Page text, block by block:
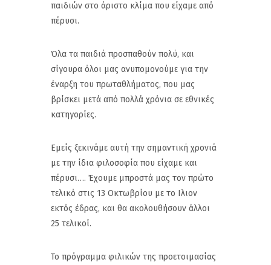
παιδιών στο άριστο κλίμα που είχαμε από
πέρυσι.
Όλα τα παιδιά προσπαθούν πολύ, και
σίγουρα όλοι μας ανυπομονούμε για την
έναρξη του πρωταθλήματος, που μας
βρίσκει μετά από πολλά χρόνια σε εθνικές
κατηγορίες.
Εμείς ξεκινάμε αυτή την σημαντική χρονιά
με την ίδια φιλοσοφία που είχαμε και
πέρυσι…. Έχουμε μπροστά μας τον πρώτο
τελικό στις 13 Οκτωβρίου με το Ιλιον
εκτός έδρας, και θα ακολουθήσουν άλλοι
25 τελικοί.
Το πρόγραμμα φιλικών της προετοιμασίας